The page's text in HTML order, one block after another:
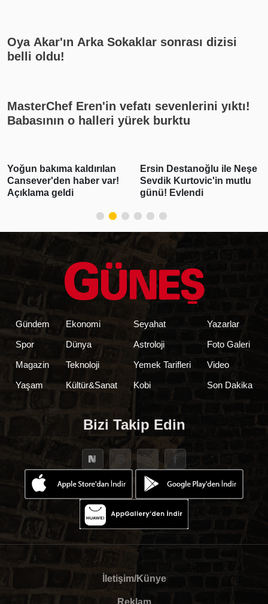
Oya Akar'ın Arka Sokaklar sonrası dizisi
belli oldu!
MasterChef Eren'in vefatı sevenlerini yıktı!
Babasının o halleri yürek burktu
kaldırılan
haber var!
geldi
Ersin Destanoğlu ile Neşe
Sevdik Kurtovic'in mutlu
günü! Evlendi
Sercan
Beyza
Gündem
Spor
Magazin
Yaşam
Ekonomi
Dünya
Teknoloji
Kültür&Sanat
Seyahat
Astroloji
Yemek Tarifleri
Kobi
Yazarlar
Foto Galeri
Video
Son Dakika
Bizi Takip Edin
İletişim/Künye